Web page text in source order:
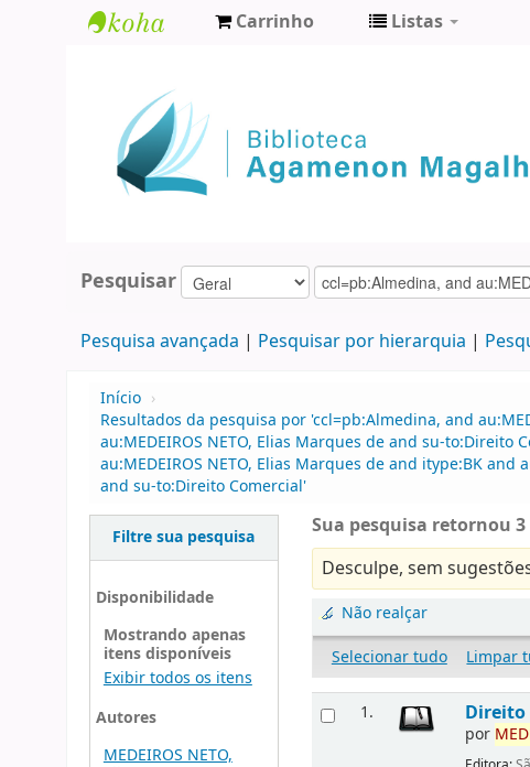
Agamenon
Magalhães
Carrinho Listas
Pesquisar
Pesquisa avançada Pesquisar por hierarquia
Início ›
Resultados da pesquisa por 'ccl=pb:Almedina, and
au:MEDEIROS NETO, Elias Marques de and su-
au:MEDEIROS NETO, Elias Marques de and itype:BK
and su-to:Direito Comercial'
Filtre sua pesquisa
Disponibilidade
Mostrando apenas
itens disponíveis
Exibir todos os itens
Autores
MEDEIROS NETO,
Sua pesquisa retornou
Desculpe, sem
Não realçar
Selecionar tudo
Limpar
1. Direito
por ME